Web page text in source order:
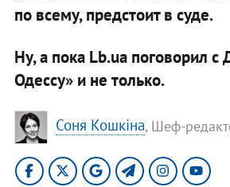
по всему, предстоит в суде.
Ну, а пока Lb.ua поговорил
Одессу» и не только.
Соня Кошкіна, Шеф-